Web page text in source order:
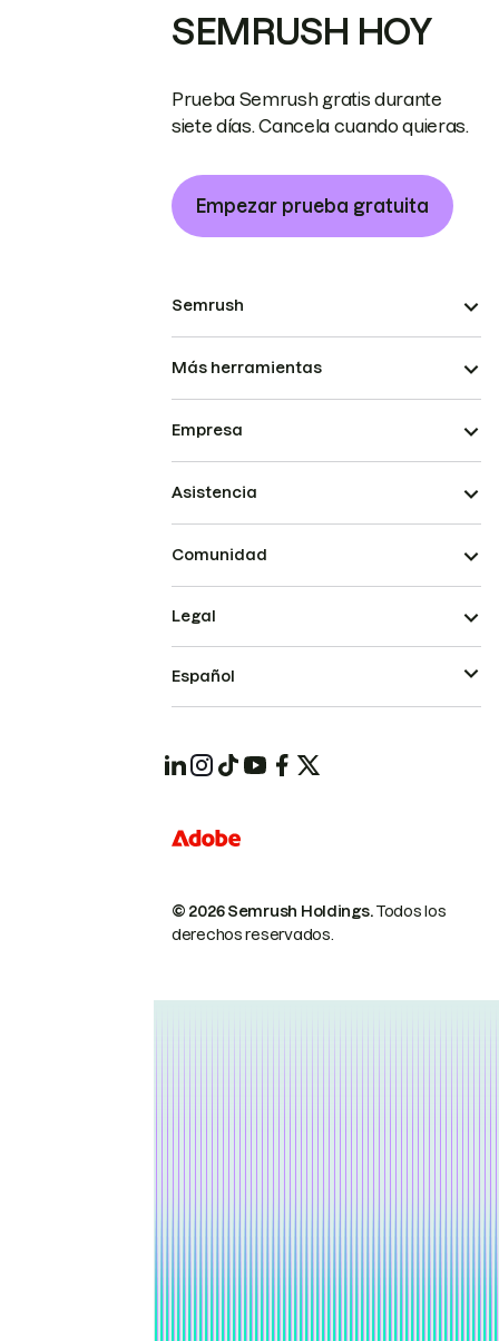
SEMRUSH HOY
Prueba Semrush gratis durante
siete días. Cancela cuando quieras.
Empezar prueba gratuita
Semrush
Más herramientas
Empresa
Asistencia
Comunidad
© 2026 Semrush Holdings.Todos los
derechos reservados.
Legal
Español